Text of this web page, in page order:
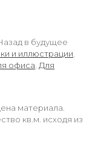
в будущее
и иллюстрации,
офиса, Для
материала.
кв.м. исходя из